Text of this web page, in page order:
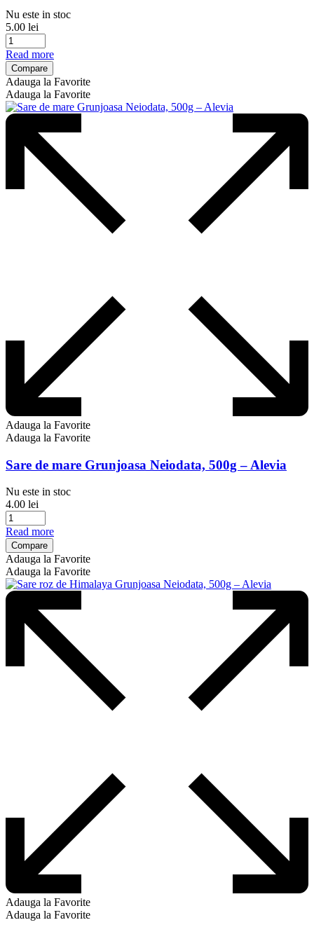
Nu este in stoc
5.00 lei
Read more
Compare
Adauga la Favorite
Adauga la Favorite
Adauga la Favorite
Adauga la Favorite
Sare de mare Grunjoasa Neiodata, 500g – Alevia
Nu este in stoc
4.00 lei
Read more
Compare
Adauga la Favorite
Adauga la Favorite
Adauga la Favorite
Adauga la Favorite